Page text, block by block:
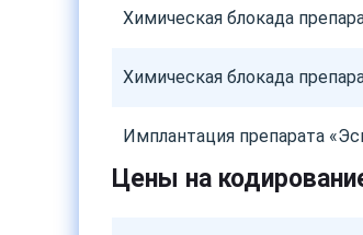
Химическая блокада
Химическая блокада
Имплантация препарата
Цены на